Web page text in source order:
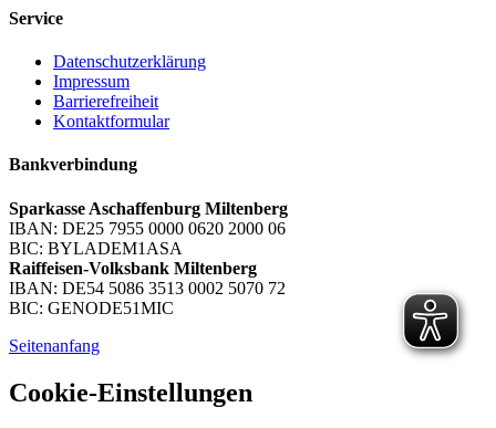
Service
Datenschutzerklärung
Impressum
Barrierefreiheit
Kontaktformular
Bankverbindung
Sparkasse Aschaffenburg Miltenberg
IBAN: DE25 7955 0000 0620 2000 06
BIC: BYLADEM1ASA
Raiffeisen-Volksbank Miltenberg
IBAN: DE54 5086 3513 0002 5070 72
BIC: GENODE51MIC
Seitenanfang
Cookie-Einstellungen